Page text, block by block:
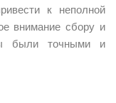
к неполной
внимание сбору и
были точными и